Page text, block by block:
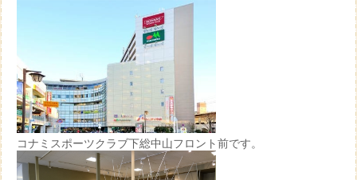
コナミスポーツクラブ下総中山フロント前です。